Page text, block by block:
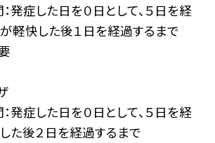
発症した日を０日として、５日を経
が軽快した後１日を経過するまで
発症した日を０日として、５日を経
した後２日を経過するまで